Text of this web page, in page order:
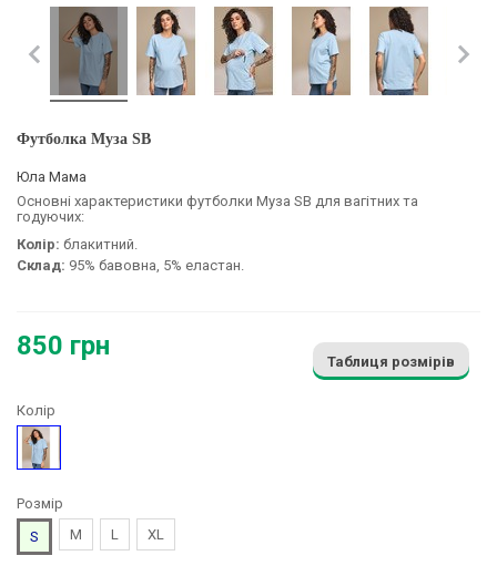
Футболка Муза SB
Юла Мама
Основні характеристики футболки Муза SB для вагітних та
годуючих:
Колір: блакитний.
Склад: 95% бавовна, 5% еластан.
850 грн
Таблиця розмірів
Колір
Блакитний
Розмір
S
M L XL